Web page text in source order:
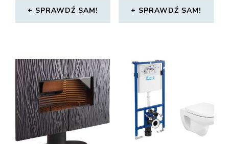
SPRAWDŹ SAM! SPRAWDŹ SAM!